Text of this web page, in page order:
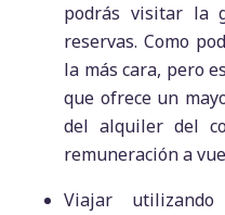
podrás visitar la
reservas. Como
la más cara, pero
que ofrece un
del alquiler del
remuneración a
Viajar